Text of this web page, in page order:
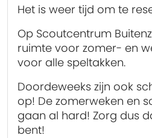
Het is weer tijd om te
Op Scoutcentrum
ruimte voor zomer- en
voor alle speltakken.
Doordeweeks zijn ook
op! De zomerweken en
gaan al hard! Zorg dus
bent!